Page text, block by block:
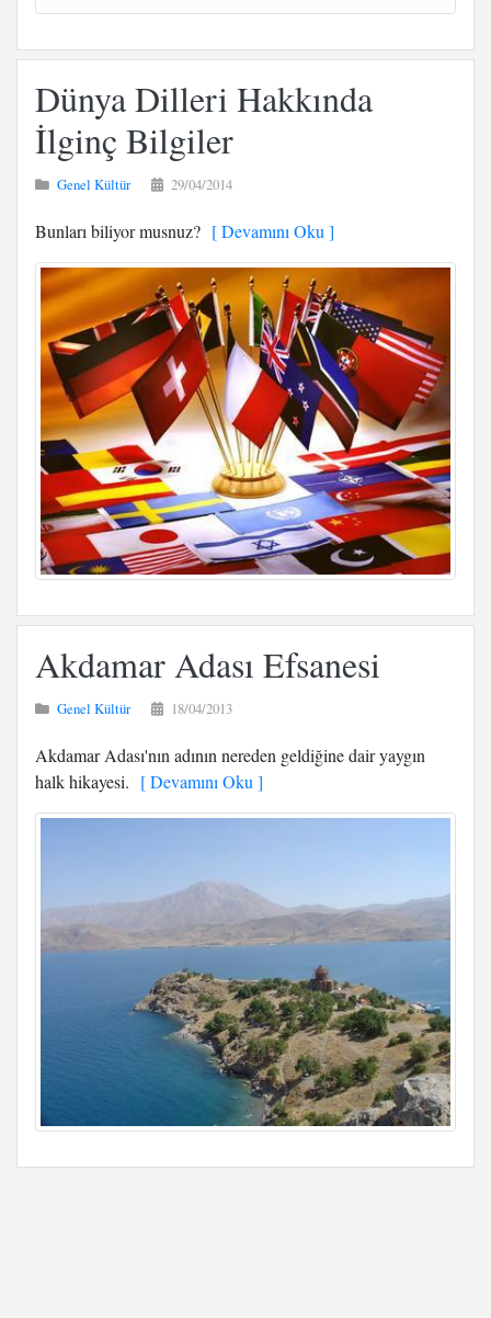
Dünya Dilleri Hakkında
İlginç Bilgiler
Genel Kültür 29/04/2014
Bunları biliyor musnuz? [ Devamını Oku ]
Akdamar Adası Efsanesi
Genel Kültür 18/04/2013
Akdamar Adası'nın adının nereden geldiğine dair yaygın
halk hikayesi. [ Devamını Oku ]